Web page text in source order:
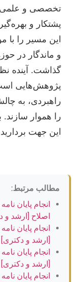
تخصصی و علمی
پشتکار و
این مسیر را
و ماندگار در
گذاشت. آینده
پژوهش‌هایی است
راهبردی، به
را هموار سازند.
این جهت
مطالب مرتبط:
انجام پایان
اصلاح [ارشد و
انجام پایان
[ارشد و دکتری]
انجام پایان
[ارشد و دکتری]
انجام پایان